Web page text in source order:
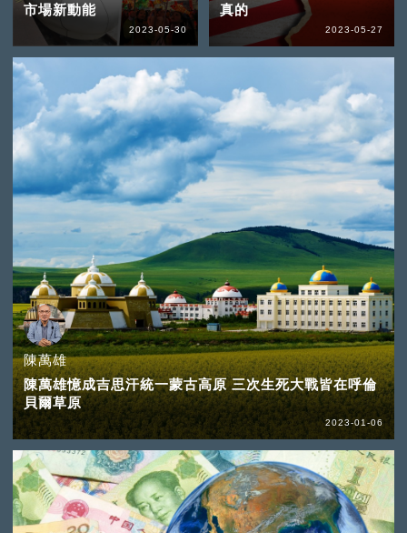
市場新動能
2023-05-30
真的
2023-05-27
陳萬雄
陳萬雄憶成吉思汗統一蒙古高原 三次生死大戰皆在呼倫
貝爾草原
2023-01-06